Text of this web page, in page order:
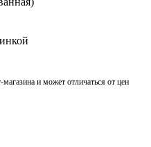
магазина и может отличаться от цен